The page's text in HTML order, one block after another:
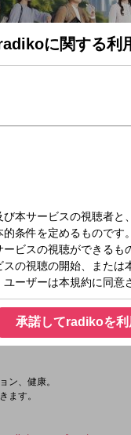
通情報・天気予報はもち
り今日の自分をちょっとだ
しいトピック、
お伝えしていきます！
ン、健康。
ます。
に関する利
承諾してradikoを利